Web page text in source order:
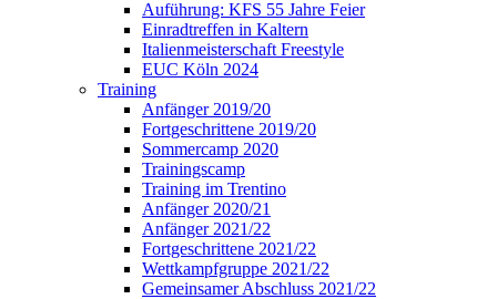
Auführung: KFS 55 Jahre Feier
Einradtreffen in Kaltern
Italienmeisterschaft Freestyle
EUC Köln 2024
Training
Anfänger 2019/20
Fortgeschrittene 2019/20
Sommercamp 2020
Trainingscamp
Training im Trentino
Anfänger 2020/21
Anfänger 2021/22
Fortgeschrittene 2021/22
Wettkampfgruppe 2021/22
Gemeinsamer Abschluss 2021/22